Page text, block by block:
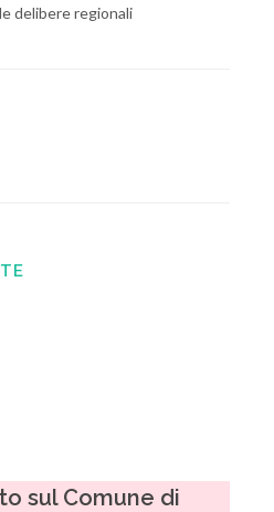
delibere regionali
sul Comune di